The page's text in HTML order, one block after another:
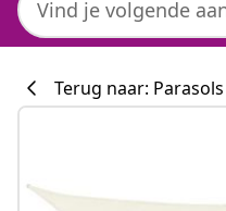
Terug naar: